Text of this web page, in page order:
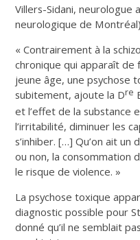
Villers-Sidani,
neurologique de
« Contrairement à la
chronique qui apparaît de
jeune âge, une psychose
subitement, ajoute la Dre
et l’effet de la substance
l’irritabilité, diminuer les
s’inhiber. […] Qu’on ait
ou non, la consommation
le risque de violence. »
La psychose toxique
diagnostic possible pour
donné qu’il ne semblait